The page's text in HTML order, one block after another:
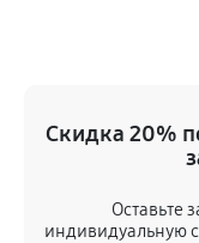
Замена кулера
Скидка 20%
Оставьте
индивидуальную